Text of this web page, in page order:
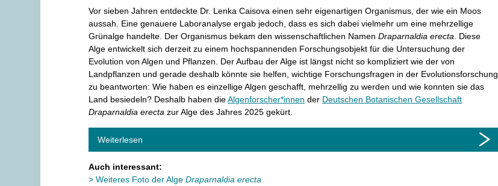
Vor sieben Jahren entdeckte Dr. Lenka Caisova einen sehr eigenartigen Organismus, der wie ein Moos
aussah. Eine genauere Laboranalyse ergab jedoch, dass es sich dabei vielmehr um eine mehrzellige
Grünalge handelte. Der Organismus bekam den wissenschaftlichen NamenDraparnaldia erecta . Diese
Alge entwickelt sich derzeit zu einem hochspannenden Forschungsobjekt für die Untersuchung der
Evolution von Algen und Pflanzen. Der Aufbau der Alge ist längst nicht so kompliziert wie der von
Landpflanzen und gerade deshalb könnte sie helfen, wichtige Forschungsfragen in der Evolutionsforschung
zu beantworten: Wie haben es einzellige Algen geschafft, mehrzellig zu werden und wie konnten sie das
Land besiedeln? Deshalb haben dieAlgenforscher*innen der Deutschen Botanischen Gesellschaft
Draparnaldia erecta zur Alge des Jahres 2025 gekürt.
Weiterlesen
Auch interessant:
Weiteres Foto der AlgeDraparnaldia erecta